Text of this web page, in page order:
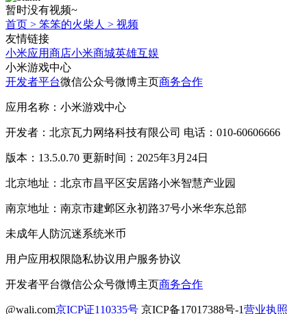
暂时没有视频~
首页 > 笨笨的火柴人 > 视频
友情链接
小米应用商店小米商城英雄互娱
小米游戏中心
开发者平台微信公众号微博主页商务合作
应用名称：小米游戏中心
开发者：北京瓦力网络科技有限公司 电话：010-60606666
版本：13.5.0.70 更新时间：2025年3月24日
北京地址：北京市昌平区安居路小米智慧产业园
南京地址：南京市建邺区永初路37号小米华东总部
未成年人防沉迷系统米币
用户应用权限隐私协议用户服务协议
开发者平台微信公众号微博主页商务合作
@wali.com京ICP证110335号 京ICP备17017388号-1营业执照